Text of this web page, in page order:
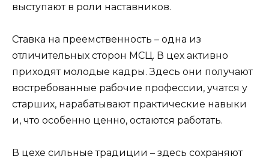
выступают в роли наставников.
Ставка на преемственность – одна из
отличительных сторон МСЦ. В цех активно
приходят молодые кадры. Здесь они получают
востребованные рабочие профессии, учатся у
старших, нарабатывают практические навыки
и, что особенно ценно, остаются работать.
В цехе сильные традиции – здесь сохраняют